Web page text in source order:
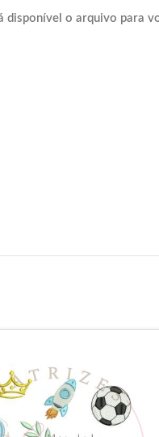
disponível o arquivo para